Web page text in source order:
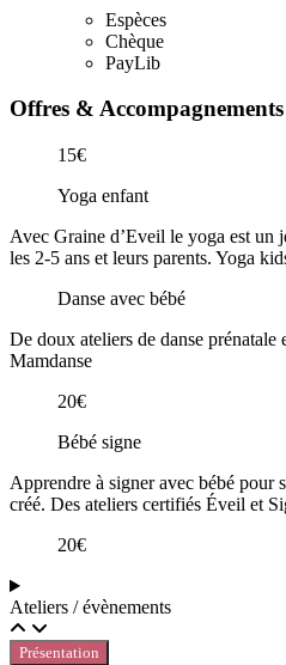
Espèces
Chèque
PayLib
Offres & Accompagnements
15€
Yoga enfant
Avec Graine d’Eveil le yoga est un
les 2-5 ans et leurs parents. Yoga
Danse avec bébé
De doux ateliers de danse prénatale
Mamdanse
20€
Bébé signe
Apprendre à signer avec bébé pour
créé. Des ateliers certifiés Éveil et
20€
Ateliers / évènements
Présentation